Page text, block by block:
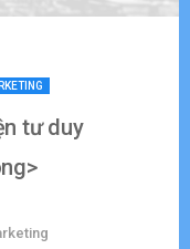
tư duy